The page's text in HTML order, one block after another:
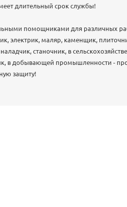
длительный срок службы!
помощниками для различных
электрик, маляр, каменщик,
станочник, в
в добывающей промышленности -
защиту!